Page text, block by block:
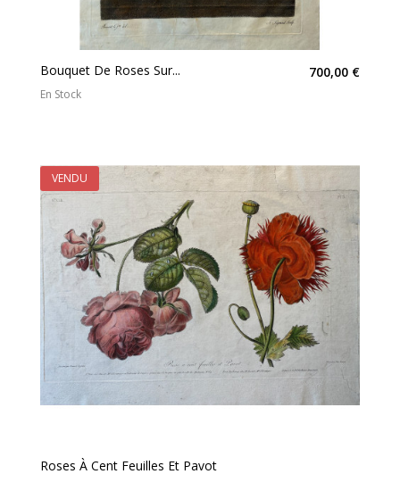
Bouquet De Roses Sur... 700,00 €
En Stock
Roses À Cent Feuilles Et Pavot
VENDU